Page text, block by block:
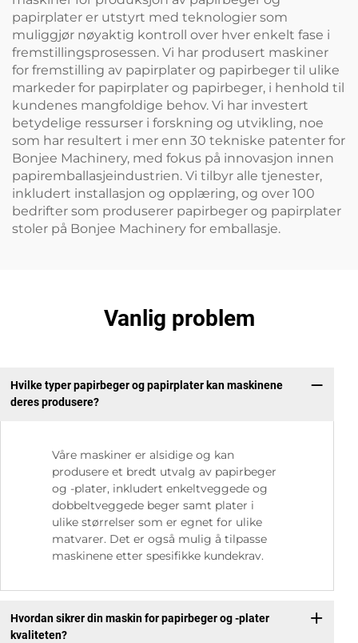
papirplater er utstyrt med teknologier som
muliggjør nøyaktig kontroll over hver enkelt fase i
fremstillingsprosessen. Vi har produsert maskiner
for fremstilling av papirplater og papirbeger til ulike
markeder for papirplater og papirbeger, i henhold til
kundenes mangfoldige behov. Vi har investert
betydelige ressurser i forskning og utvikling, noe
som har resultert i mer enn 30 tekniske patenter for
Bonjee Machinery, med fokus på innovasjon innen
papiremballasjeindustrien. Vi tilbyr alle tjenester,
inkludert installasjon og opplæring, og over 100
bedrifter som produserer papirbeger og papirplater
stoler på Bonjee Machinery for emballasje.
Vanlig problem
Hvilke typer papirbeger og papirplater kan maskinene
deres produsere?
Våre maskiner er alsidige og kan
produsere et bredt utvalg av papirbeger
og -plater, inkludert enkeltveggede og
dobbeltveggede beger samt plater i
ulike størrelser som er egnet for ulike
matvarer. Det er også mulig å tilpasse
maskinene etter spesifikke kundekrav.
Hvordan sikrer din maskin for papirbeger og -plater
kvaliteten?